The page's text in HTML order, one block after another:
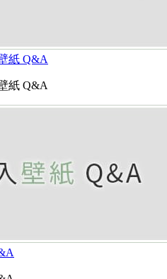
紙 Q&A
紙 Q&A